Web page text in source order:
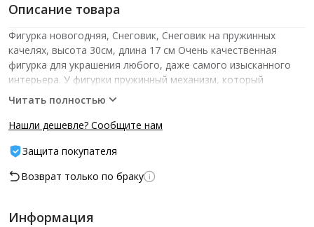
Описание товара
Фигурка новогодняя, Снеговик, Снеговик на пружинных
качелях, высота 30см, длина 17 см Очень качественная
фигурка для украшения любого, даже самого изысканного
интерьера. У фигурки пружинный механизм, который
работает как качели Фигурка имеет значительный вес,
Читать полностью
Нашли дешевле? Сообщите нам
Защита покупателя
Возврат только по браку
Информация